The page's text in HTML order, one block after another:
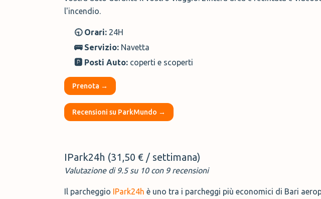
l'incendio.
🕤 Orari: 24H
🚌 Servizio: Navetta
🅿️ Posti Auto: coperti e scoperti
Prenota →
Recensioni su ParkMundo →
IPark24h (31,50 € / settimana)
Valutazione di 9.5 su 10 con 9 recensioni
Il parcheggio IPark24h è uno tra i parcheggi più economici di Bari